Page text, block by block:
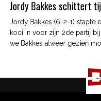
Jordy Bakkes schittert
Jordy Bakkes (6-2-1) stapte
kooi in voor zijn 2de partij
we Bakkes alweer gezien